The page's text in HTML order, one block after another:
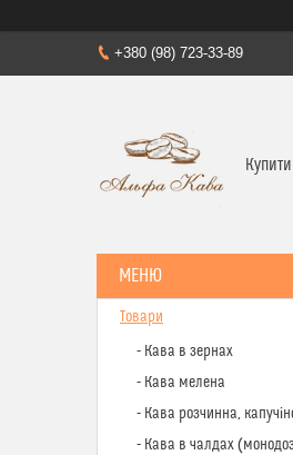
+380 (98) 723-33-89
Товари
- Кава в зернах
- Кава мелена
- Кава розчинна,
- Кава в чалдах